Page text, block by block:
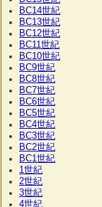
BC14世紀
BC13世紀
BC12世紀
BC11世紀
BC10世紀
BC9世紀
BC8世紀
BC7世紀
BC6世紀
BC5世紀
BC4世紀
BC3世紀
BC2世紀
BC1世紀
1世紀
2世紀
3世紀
4世紀